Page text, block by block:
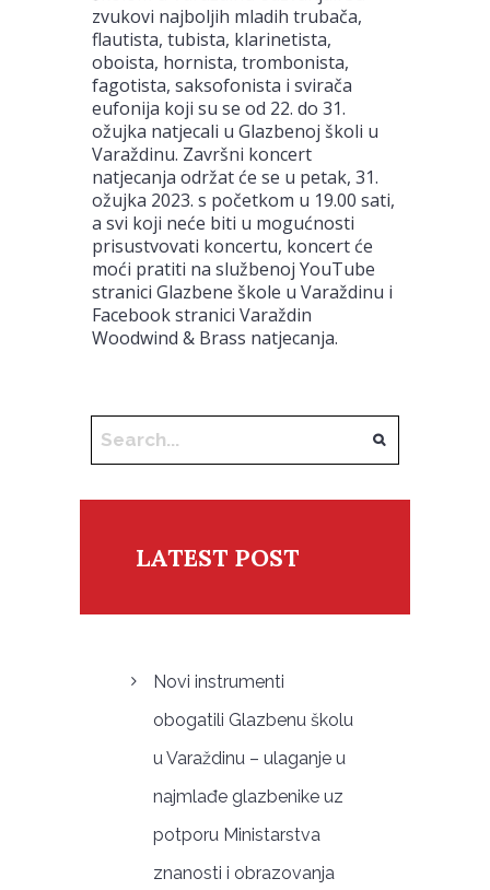
zvukovi najboljih mladih trubača,
flautista, tubista, klarinetista,
oboista, hornista, trombonista,
fagotista, saksofonista i svirača
eufonija koji su se od 22. do 31.
ožujka natjecali u Glazbenoj školi u
Varaždinu. Završni koncert
natjecanja održat će se u petak, 31.
ožujka 2023. s početkom u 19.00 sati,
a svi koji neće biti u mogućnosti
prisustvovati koncertu, koncert će
moći pratiti na službenoj YouTube
stranici Glazbene škole u Varaždinu i
Facebook stranici Varaždin
Woodwind & Brass natjecanja.
LATEST POST
Novi instrumenti
obogatili Glazbenu školu
u Varaždinu – ulaganje u
najmlađe glazbenike uz
potporu Ministarstva
znanosti i obrazovanja